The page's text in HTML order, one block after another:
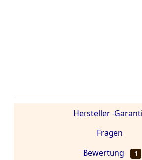
Hersteller -
Fragen
Bewertung
1